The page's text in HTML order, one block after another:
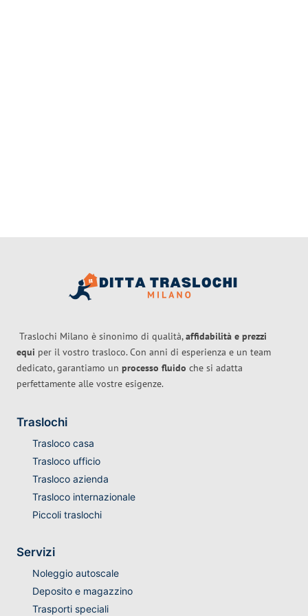
Traslochi Milano è sinonimo di qualità,affidabilità e prezzi
equi per il vostro trasloco. Con anni di esperienza e un team
dedicato, garantiamo un processo fluido che si adatta
perfettamente alle vostre esigenze.
Traslochi
Trasloco casa
Trasloco ufficio
Trasloco azienda
Trasloco internazionale
Piccoli traslochi
Servizi
Noleggio autoscale
Deposito e magazzino
Trasporti speciali